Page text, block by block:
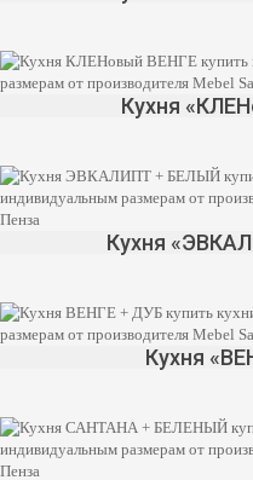
Кухня
Кухня
Кухня